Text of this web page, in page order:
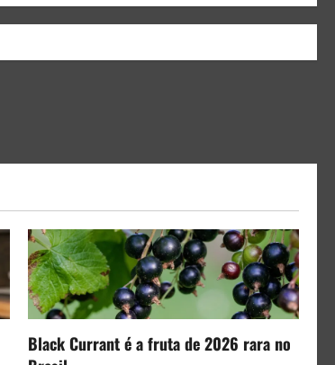
Black Currant é a fruta de 2026 rara no